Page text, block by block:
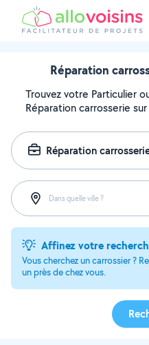
Réparation
Trouvez votre Particulier
Réparation carrosserie
Réparation
Dans quelle ville ?
Affinez votre
Vous cherchez un carrossier ?
un près de chez vous.